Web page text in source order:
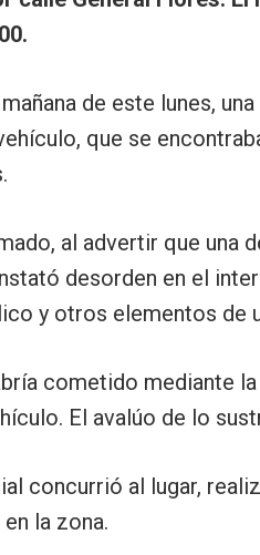
de este lunes,
que se
al advertir que una
desorden en el
y otros elementos de
cometido mediante
El avalúo de lo
concurrió al lugar,
la zona.